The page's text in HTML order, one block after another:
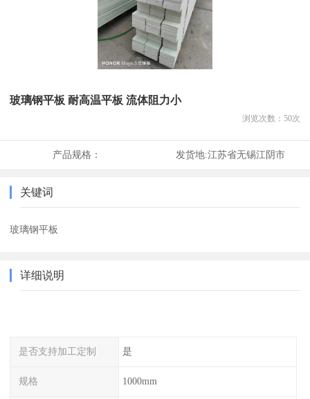
玻璃钢平板 耐高温平板 流体阻力小
浏览次数： 50次
产品规格： 发货地:江苏省无锡江阴市
关键词
玻璃钢平板
详细说明
是否支持加工定制 是
规格 1000mm